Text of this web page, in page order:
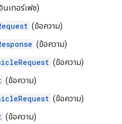
นเทอร์เฟซ)
(ข้อความ)
(ข้อความ)
(ข้อความ)
(ข้อความ)
(ข้อความ)
(ข้อความ)